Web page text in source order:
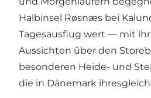
Halbinsel Røsnæs bei
Tagesausflug wert — mit
Aussichten über den
besonderen Heide- und
die in Dänemark